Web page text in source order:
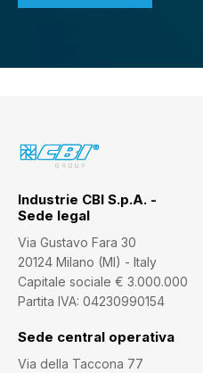
Industrie CBI S.p.A. -
Sede legal
Via Gustavo Fara 30
20124 Milano (MI) - Italy
Capitale sociale € 3.000.000
Partita IVA: 04230990154
Sede central operativa
Via della Taccona 77